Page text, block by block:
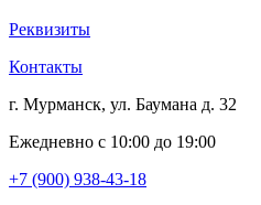
Реквизиты
Контакты
г. Мурманск, ул. Баумана д. 32
Ежедневно с 10:00 до 19:00
+7 (900) 938-43-18